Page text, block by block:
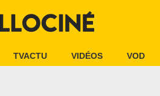
TVACTU VIDÉOS VOD